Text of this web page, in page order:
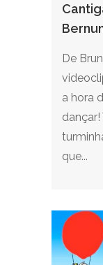
De
a hora
dançar!
que...